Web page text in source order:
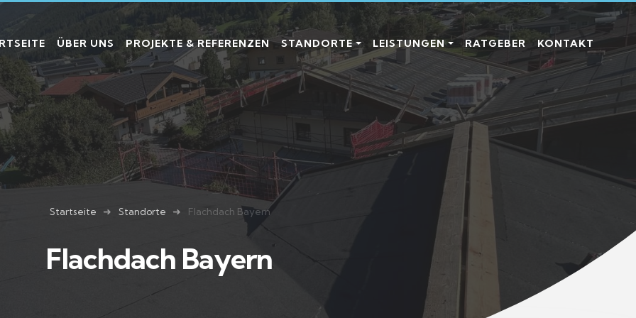
ÜBER UNS PROJEKTE & REFERENZEN STANDORTE LEISTUNGEN RATGEBER KONTAKT
Startseite Standorte Flachdach Bayern
Flachdach Bayern